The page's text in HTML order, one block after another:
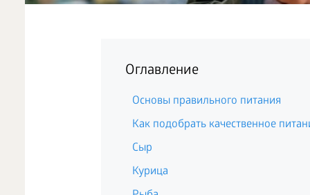
Оглавление
Основы правильного питания
Как подобрать качественное
Сыр
Курица